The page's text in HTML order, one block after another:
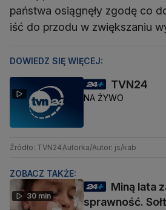
państwa osiągnęły zgodę co
iść do przodu w zwiększaniu
DOWIEDZ SIĘ WIĘCEJ:
TVN24
NA ŻYWO
Źródło: TVN24Autorka/Autor: js/kab
ZOBACZ TAKŻE:
30 min
Miną lata
sprawność.